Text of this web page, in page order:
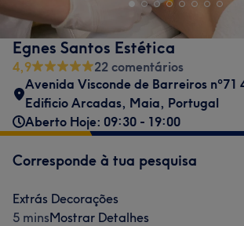
Egnes Santos Estética
4,9
22 comentários
Avenida Visconde de Barreiros nº71
Edificio Arcadas, Maia, Portugal
Aberto Hoje: 09:30 - 19:00
Corresponde à tua pesquisa
Extrás Decorações
5 minsMostrar Detalhes